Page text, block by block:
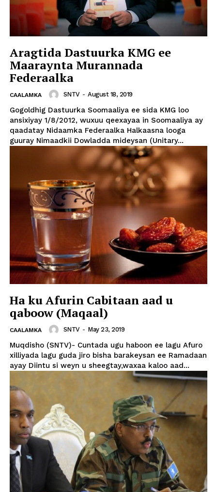
Aragtida Dastuurka KMG ee
Maaraynta Murannada
Federaalka
CAALAMKA SNTV - August 18, 2019
Gogoldhig Dastuurka Soomaaliya ee sida KMG loo
ansixiyay 1/8/2012, wuxuu qeexayaa in Soomaaliya ay
qaadatay Nidaamka Federaalka Halkaasna looga
guuray Nimaadkii Dowladda mideysan (Unitary...
Ha ku Afurin Cabitaan aad u
qaboow (Maqaal)
CAALAMKA SNTV - May 23, 2019
Muqdisho (SNTV)- Cuntada ugu haboon ee lagu Afuro
xilliyada lagu guda jiro bisha barakeysan ee Ramadaan
ayay Diintu si weyn u sheegtay,waxaa kaloo aad...